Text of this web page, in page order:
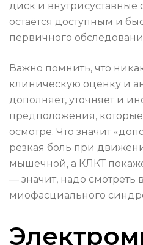
диск и внутрисуставные
остаётся доступным и
первичного
Важно помнить, что
клиническую оценку и
дополняет, уточняет и
предположения,
осмотре. Что значит
резкая боль при
мышечной, а КЛКТ
— значит, надо смотреть
миофасциального